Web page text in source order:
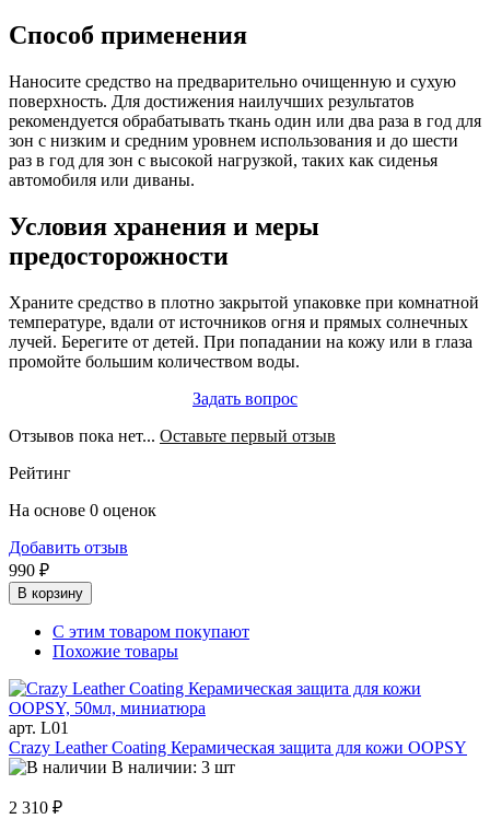
Способ применения
Наносите средство на предварительно очищенную и сухую
поверхность. Для достижения наилучших результатов
рекомендуется обрабатывать ткань один или два раза в год для
зон с низким и средним уровнем использования и до шести
раз в год для зон с высокой нагрузкой, таких как сиденья
автомобиля или диваны.
Условия хранения и меры
предосторожности
Храните средство в плотно закрытой упаковке при комнатной
температуре, вдали от источников огня и прямых солнечных
лучей. Берегите от детей. При попадании на кожу или в глаза
промойте большим количеством воды.
Задать вопрос
Отзывов пока нет... Оставьте первый отзыв
Рейтинг
На основе 0 оценок
Добавить отзыв
990 ₽
В корзину
С этим товаром покупают
Похожие товары
арт. L01
Crazy Leather Coating Керамическая защита для кожи OOPSY
В наличии: 3 шт
2 310 ₽